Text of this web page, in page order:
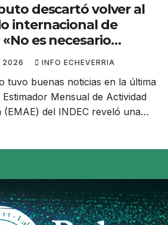
descartó volver al
internacional de
es necesario
una tasa del 10%»
2026 INFO ECHEVERRIA
tuvo buenas noticias en la última
Estimador Mensual de Actividad
(EMAE) del INDEC reveló una…